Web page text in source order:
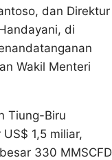
dan Direktur
di
Wakil Menteri
Tiung-Biru
1,5 miliar,
330 MMSCFD